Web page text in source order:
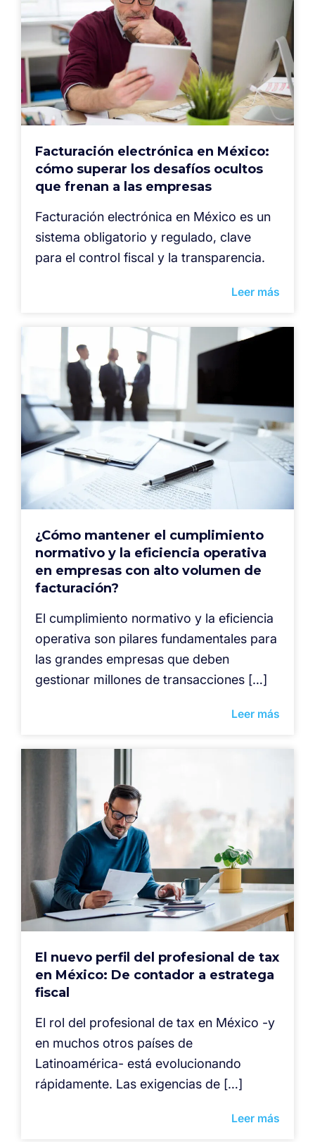
Facturación electrónica en México:
cómo superar los desafíos ocultos
que frenan a las empresas
Facturación electrónica en México es un
sistema obligatorio y regulado, clave
para el control fiscal y la transparencia.
Leer más
¿Cómo mantener el cumplimiento
normativo y la eficiencia operativa
en empresas con alto volumen de
facturación?
El cumplimiento normativo y la eficiencia
operativa son pilares fundamentales para
las grandes empresas que deben
gestionar millones de transacciones […]
Leer más
El nuevo perfil del profesional de tax
en México: De contador a estratega
fiscal
El rol del profesional de tax en México -y
en muchos otros países de
Latinoamérica- está evolucionando
rápidamente. Las exigencias de […]
Leer más